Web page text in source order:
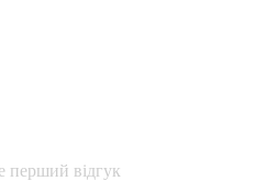
перший відгук